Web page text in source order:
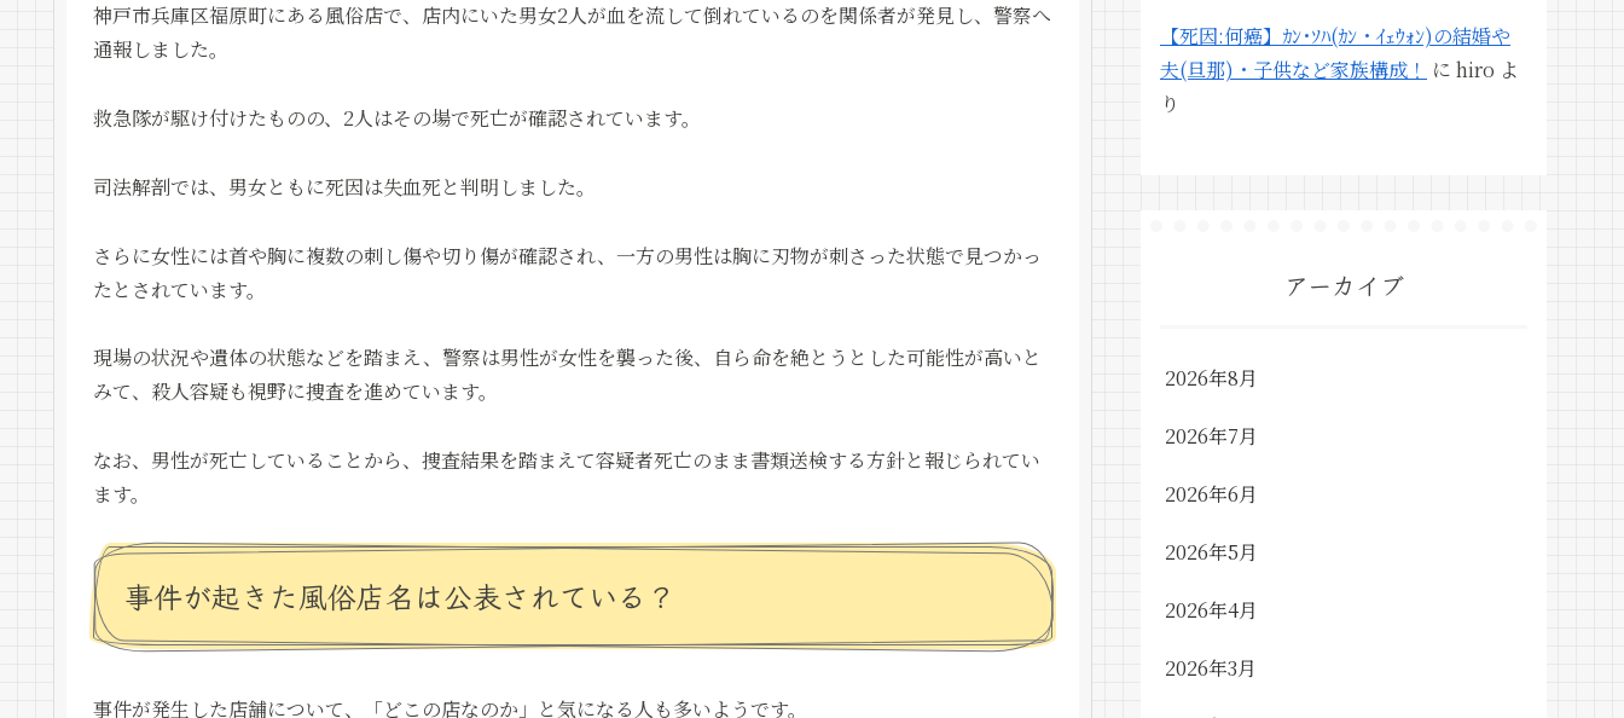
神戸市兵庫区福原町にある風俗店で、店内にいた男女2人が血を流して倒れているのを関係者が発見し、警察へ
通報しました。
救急隊が駆け付けたものの、2人はその場で死亡が確認されています。
司法解剖では、男女ともに死因は失血死と判明しました。
さらに女性には首や胸に複数の刺し傷や切り傷が確認され、一方の男性は胸に刃物が刺さった状態で見つかっ
たとされています。
現場の状況や遺体の状態などを踏まえ、警察は男性が女性を襲った後、自ら命を絶とうとした可能性が高いと
みて、殺人容疑も視野に捜査を進めています。
なお、男性が死亡していることから、捜査結果を踏まえて容疑者死亡のまま書類送検する方針と報じられてい
ます。
事件が起きた風俗店名は公表されている？
事件が発生した店舗について、「どこの店なのか」と気になる人も多いようです。
【死因:何癌】ｶﾝ･ｿﾊ(ｶﾝ・ｲｪｳｫﾝ)の結婚や
夫(旦那)・子供など家族構成！ に hiro よ
り
アーカイブ
2026年8月
2026年7月
2026年6月
2026年5月
2026年4月
2026年3月